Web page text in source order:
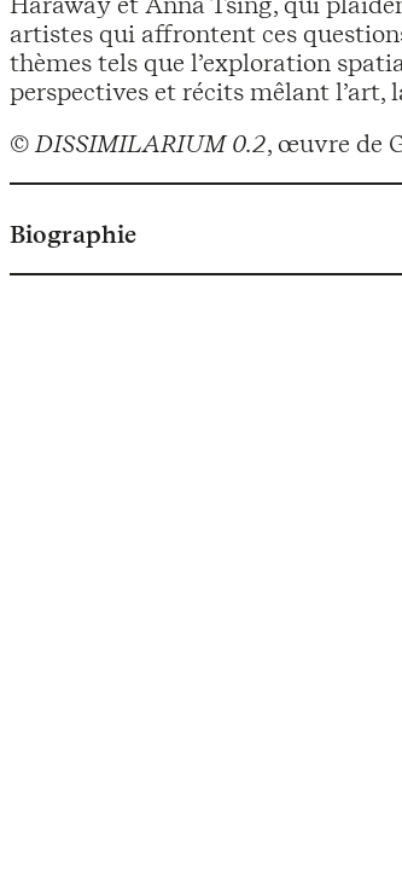
artistes qui affrontent ces
thèmes tels que l’exploration
perspectives et récits mêlant
©DISSIMILARIUM 0.2, œuvre de
Biographie